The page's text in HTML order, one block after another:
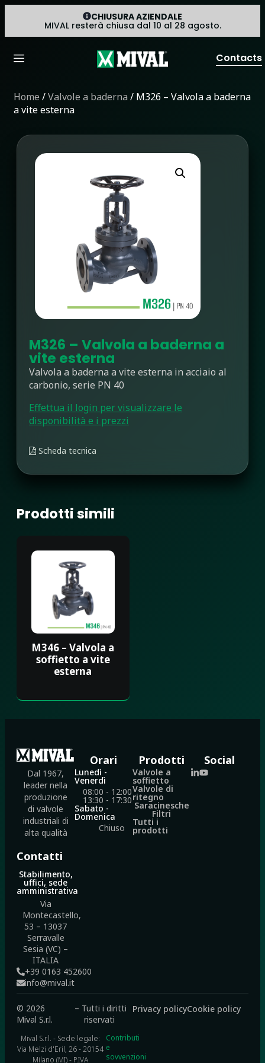
CHIUSURA AZIENDALE
MIVAL resterà chiusa dal 10 al 28 agosto.
Contacts
Home /Valvole a baderna / M326 – Valvola a baderna
a vite esterna
M326 – Valvola a baderna a
vite esterna
Valvola a baderna a vite esterna in acciaio al
carbonio, serie PN 40
Effettua il login per visualizzare le
disponibilità e i prezzi
Scheda tecnica
Prodotti simili
M346 – Valvola a
soffietto a vite
esterna
Dal 1967,
leader nella
produzione
di valvole
industriali di
alta qualità
Contatti
Stabilimento,
uffici, sede
amministrativa
Via
Montecastello,
53 – 13037
Serravalle
Sesia (VC) –
ITALIA
+39 0163 452600
info@mival.it
Orari
Lunedì -
Venerdì
08:00 - 12:00
13:30 - 17:30
Sabato -
Domenica
Chiuso
Prodotti
Valvole a
soffietto
Valvole di
ritegno
Saracinesche
Filtri
Tutti i
prodotti
Social
© 2026
Mival S.r.l.
– Tutti i diritti
riservati
Mival S.r.l. - Sede legale:
Via Melzi d'Eril, 26 - 20154
Milano (MI) - P.IVA
Contributi
e
sovvenzioni
Privacy policyCookie policy